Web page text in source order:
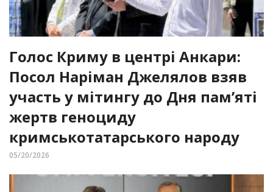
Голос Криму в центрі Анкари:
Посол Наріман Джелялов взяв
участь у мітингу до Дня пам’яті
жертв геноциду
кримськотатарського народу
05/20/2026